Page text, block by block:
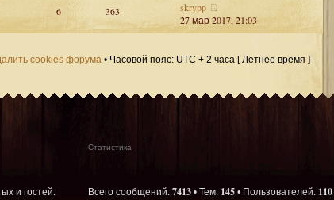
6 363
skrypp
27 мар 2017, 21:03
cookies форума • Часовой пояс: UTC + 2 часа [ Летнее время ]
и гостей:
Статистика
Всего сообщений: 7413 • Тем: 145 • Пользователей: 110